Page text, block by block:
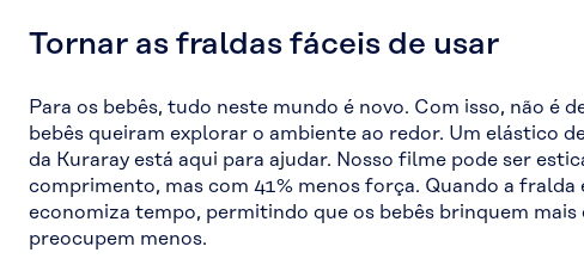
Tornar as fraldas fáceis de usar
Para os bebês, tudo neste mundo é novo. Com isso, não é
bebês queiram explorar o ambiente ao redor. Um elástico
da Kuraray está aqui para ajudar. Nosso filme pode ser
comprimento, mas com 41% menos força. Quando a fralda
economiza tempo, permitindo que os bebês brinquem mais
preocupem menos.